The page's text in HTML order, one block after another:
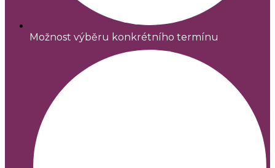
Možnost výběru konkrétního termínu